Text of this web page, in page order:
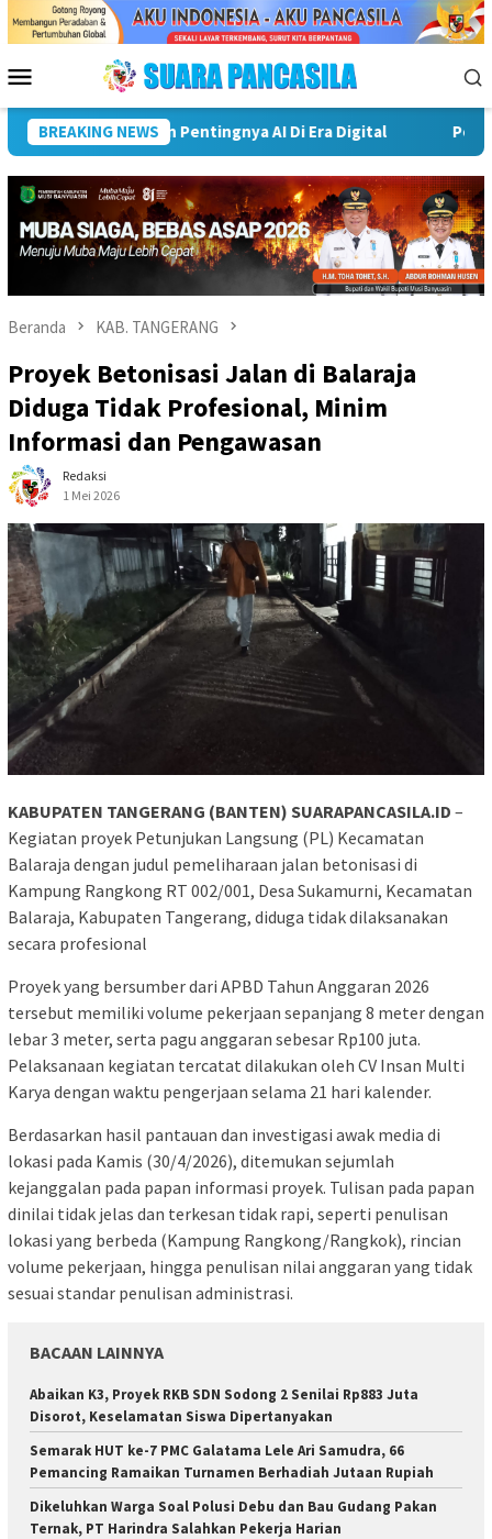
Menu
Mobile
BREAKING NEWS
Perkuat Program Adiwiyata, Cetak Generasi Peduli
Beranda KAB. TANGERANG
Proyek Betonisasi Jalan di Balaraja
Diduga Tidak Profesional, Minim
Informasi dan Pengawasan
Redaksi
1 Mei 2026
KABUPATEN TANGERANG (BANTEN) SUARAPANCASILA.ID –
Kegiatan proyek Petunjukan Langsung (PL) Kecamatan
Balaraja dengan judul pemeliharaan jalan betonisasi di
Kampung Rangkong RT 002/001, Desa Sukamurni, Kecamatan
Balaraja, Kabupaten Tangerang, diduga tidak dilaksanakan
secara profesional
Proyek yang bersumber dari APBD Tahun Anggaran 2026
tersebut memiliki volume pekerjaan sepanjang 8 meter dengan
lebar 3 meter, serta pagu anggaran sebesar Rp100 juta.
Pelaksanaan kegiatan tercatat dilakukan oleh CV Insan Multi
Karya dengan waktu pengerjaan selama 21 hari kalender.
Berdasarkan hasil pantauan dan investigasi awak media di
lokasi pada Kamis (30/4/2026), ditemukan sejumlah
kejanggalan pada papan informasi proyek. Tulisan pada papan
dinilai tidak jelas dan terkesan tidak rapi, seperti penulisan
lokasi yang berbeda (Kampung Rangkong/Rangkok), rincian
volume pekerjaan, hingga penulisan nilai anggaran yang tidak
sesuai standar penulisan administrasi.
BACAAN LAINNYA
Abaikan K3, Proyek RKB SDN Sodong 2 Senilai Rp883 Juta
Disorot, Keselamatan Siswa Dipertanyakan
Semarak HUT ke-7 PMC Galatama Lele Ari Samudra, 66
Pemancing Ramaikan Turnamen Berhadiah Jutaan Rupiah
Dikeluhkan Warga Soal Polusi Debu dan Bau Gudang Pakan
Ternak, PT Harindra Salahkan Pekerja Harian